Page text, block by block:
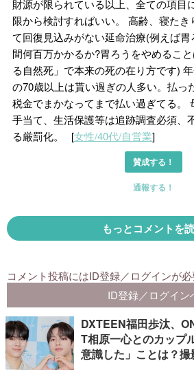
DXTEEN福田歩汰、
T相原一心とのカップ
意識した」ことは？